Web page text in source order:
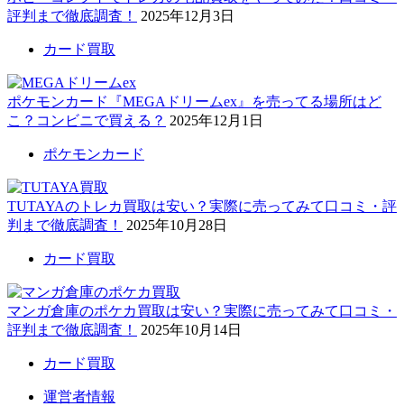
評判まで徹底調査！
2025年12月3日
カード買取
ポケモンカード『MEGAドリームex』を売ってる場所はど
こ？コンビニで買える？ 2025年12月1日
ポケモンカード
TUTAYAのトレカ買取は安い？実際に売ってみて口コミ・評
判まで徹底調査！
2025年10月28日
カード買取
マンガ倉庫のポケカ買取は安い？実際に売ってみて口コミ・
評判まで徹底調査！
2025年10月14日
カード買取
運営者情報